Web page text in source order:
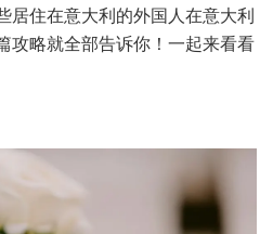
居住在意大利的外国人在意大利
攻略就全部告诉你！一起来看看